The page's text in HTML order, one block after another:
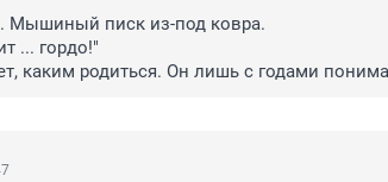
Мышиный писк из-под ковра.
... гордо!"
каким родиться. Он лишь с годами
- вот что подвластно человеку. Он может
дистанции. Ведь уже на старте всем ясно,
Судьба. Но ты проиграл - это